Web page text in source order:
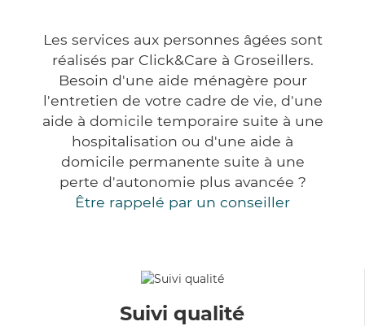
Les services aux personnes âgées sont
réalisés par Click&Care à Groseillers.
Besoin d'une aide ménagère pour
l'entretien de votre cadre de vie, d'une
aide à domicile temporaire suite à une
hospitalisation ou d'une aide à
domicile permanente suite à une
perte d'autonomie plus avancée ?
Être rappelé par un conseiller
Suivi qualité